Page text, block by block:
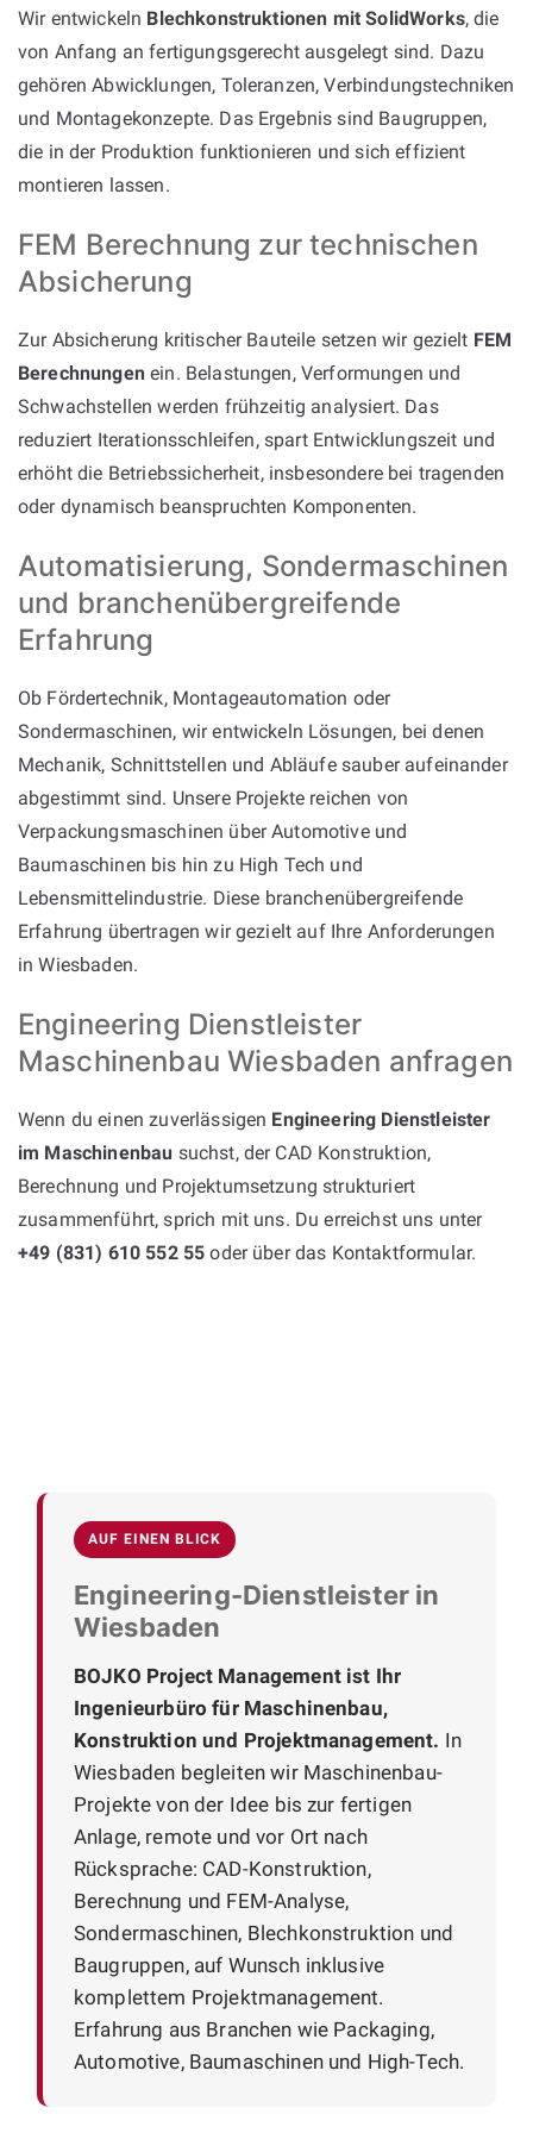
Wir entwickeln Blechkonstruktionen mit SolidWorks, die
von Anfang an fertigungsgerecht ausgelegt sind. Dazu
gehören Abwicklungen, Toleranzen, Verbindungstechniken
und Montagekonzepte. Das Ergebnis sind Baugruppen,
die in der Produktion funktionieren und sich effizient
montieren lassen.
FEM Berechnung zur technischen
Absicherung
Zur Absicherung kritischer Bauteile setzen wir gezielt FEM
Berechnungenein. Belastungen, Verformungen und
Schwachstellen werden frühzeitig analysiert. Das
reduziert Iterationsschleifen, spart Entwicklungszeit und
erhöht die Betriebssicherheit, insbesondere bei tragenden
oder dynamisch beanspruchten Komponenten.
Automatisierung, Sondermaschinen
und branchenübergreifende
Erfahrung
Ob Fördertechnik, Montageautomation oder
Sondermaschinen, wir entwickeln Lösungen, bei denen
Mechanik, Schnittstellen und Abläufe sauber aufeinander
abgestimmt sind. Unsere Projekte reichen von
Verpackungsmaschinen über Automotive und
Baumaschinen bis hin zu High Tech und
Lebensmittelindustrie. Diese branchenübergreifende
Erfahrung übertragen wir gezielt auf Ihre Anforderungen
in Wiesbaden.
Engineering Dienstleister
Maschinenbau Wiesbaden anfragen
Wenn du einen zuverlässigen Engineering Dienstleister
im Maschinenbau suchst, der CAD Konstruktion,
Berechnung und Projektumsetzung strukturiert
zusammenführt, sprich mit uns. Du erreichst uns unter
+49 (831) 610 552 55 oder über das Kontaktformular.
AUF EINEN BLICK
Engineering-Dienstleister in
Wiesbaden
BOJKO Project Management ist Ihr
Ingenieurbüro für Maschinenbau,
Konstruktion und Projektmanagement. In
Wiesbaden begleiten wir Maschinenbau-
Projekte von der Idee bis zur fertigen
Anlage, remote und vor Ort nach
Rücksprache: CAD-Konstruktion,
Berechnung und FEM-Analyse,
Sondermaschinen, Blechkonstruktion und
Baugruppen, auf Wunsch inklusive
komplettem Projektmanagement.
Erfahrung aus Branchen wie Packaging,
Automotive, Baumaschinen und High-Tech.